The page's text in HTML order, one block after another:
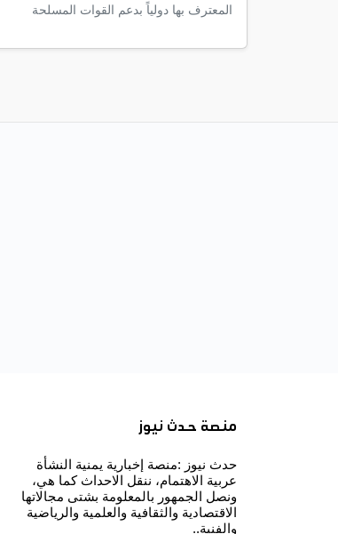
المعترف بها دولياً بدعم القوات المسلحة
منصة حدث نيوز
حدث نيوز :منصة إخبارية يمنية النشأة
عربية الاهتمام، ننقل الاحداث كما هي،
ونصل الجمهور بالمعلومة بشتى مجالاتها
الاقتصادية والثقافية والعلمية والرياضية
والفنية..